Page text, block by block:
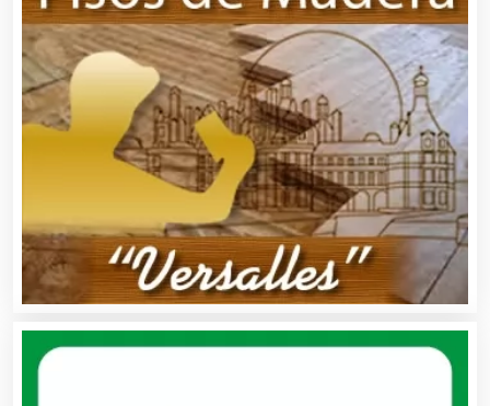
Alquiler de Sillas y Mesas
Alquiler de Trajes de Etiqueta
Alta Costura
Aluminio
Ambulancias